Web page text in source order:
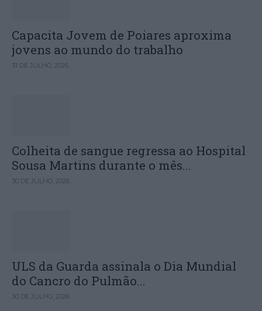
Capacita Jovem de Poiares aproxima
jovens ao mundo do trabalho
31 DE JULHO, 2026
Colheita de sangue regressa ao Hospital
Sousa Martins durante o mês...
30 DE JULHO, 2026
ULS da Guarda assinala o Dia Mundial
do Cancro do Pulmão...
30 DE JULHO, 2026